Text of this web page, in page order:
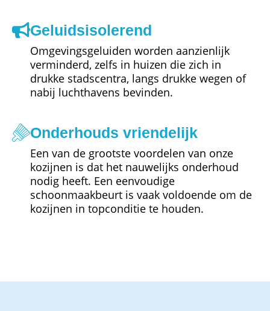
Geluidsisolerend
Omgevingsgeluiden worden aanzienlijk
verminderd, zelfs in huizen die zich in
drukke stadscentra, langs drukke wegen of
nabij luchthavens bevinden.
Onderhouds vriendelijk
Een van de grootste voordelen van onze
kozijnen is dat het nauwelijks onderhoud
nodig heeft. Een eenvoudige
schoonmaakbeurt is vaak voldoende om de
kozijnen in topconditie te houden.